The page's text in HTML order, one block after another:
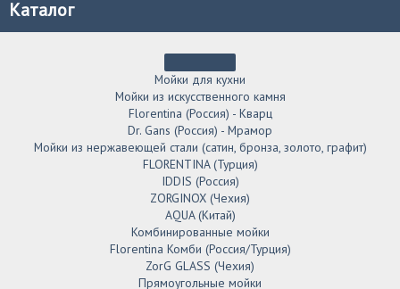
Каталог
Мойки для кухни
Мойки из искусственного камня
Florentina (Россия) - Кварц
Dr. Gans (Россия) - Мрамор
Мойки из нержавеющей стали (сатин, бронза, золото, графит)
FLORENTINA (Турция)
IDDIS (Россия)
ZORGINOX (Чехия)
AQUA (Китай)
Комбинированные мойки
Florentina Комби (Россия/Турция)
ZorG GLASS (Чехия)
Прямоугольные мойки